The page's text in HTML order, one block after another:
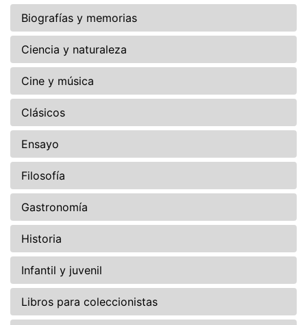
Biografías y memorias
Ciencia y naturaleza
Cine y música
Clásicos
Ensayo
Filosofía
Gastronomía
Historia
Infantil y juvenil
Libros para coleccionistas